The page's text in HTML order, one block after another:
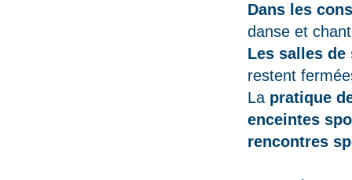
Dans les
danse et
Les salles
restent
La pratique
enceintes
rencontres